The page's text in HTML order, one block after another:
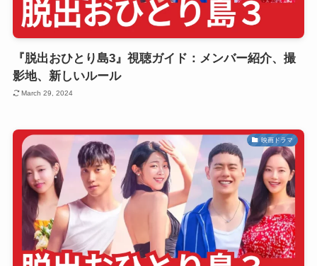
『脱出おひとり島3』視聴ガイド：メンバー紹介、撮
影地、新しいルール
March 29, 2024
映画ドラマ